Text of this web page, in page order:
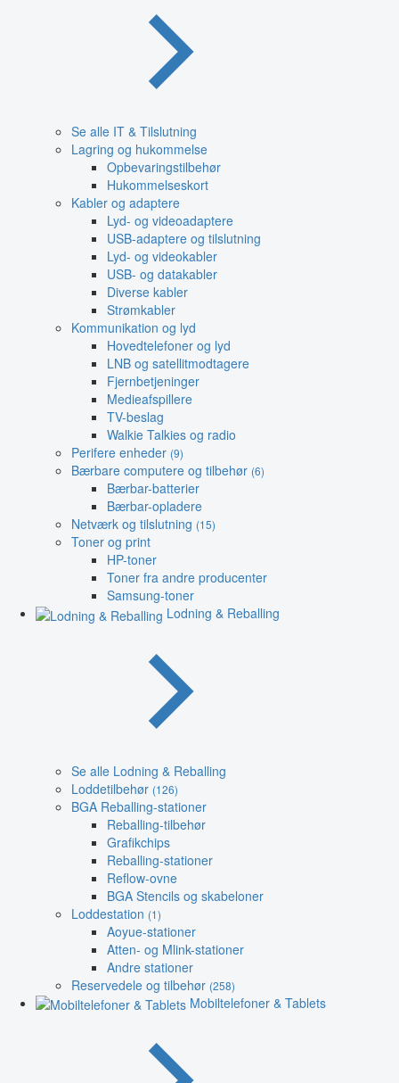
Se alle IT & Tilslutning
Lagring og hukommelse
Opbevaringstilbehør
Hukommelseskort
Kabler og adaptere
Lyd- og videoadaptere
USB-adaptere og tilslutning
Lyd- og videokabler
USB- og datakabler
Diverse kabler
Strømkabler
Kommunikation og lyd
Hovedtelefoner og lyd
LNB og satellitmodtagere
Fjernbetjeninger
Medieafspillere
TV-beslag
Walkie Talkies og radio
Perifere enheder (9)
Bærbare computere og tilbehør (6)
Bærbar-batterier
Bærbar-opladere
Netværk og tilslutning (15)
Toner og print
HP-toner
Toner fra andre producenter
Samsung-toner
Lodning & Reballing
Se alle Lodning & Reballing
Loddetilbehør (126)
BGA Reballing-stationer
Reballing-tilbehør
Grafikchips
Reballing-stationer
Reflow-ovne
BGA Stencils og skabeloner
Loddestation (1)
Aoyue-stationer
Atten- og Mlink-stationer
Andre stationer
Reservedele og tilbehør (258)
Mobiltelefoner & Tablets